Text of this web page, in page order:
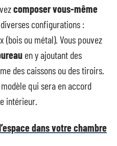
composer vous-même
configurations :
ou métal). Vous pouvez
en y ajoutant des
des caissons ou des tiroirs.
qui sera en accord
intérieur.
dans votre chambre